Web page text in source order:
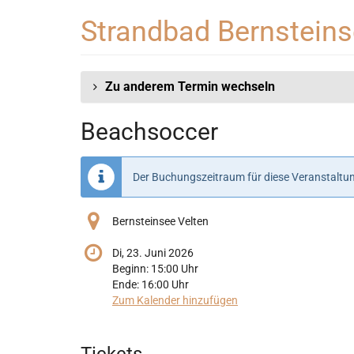
Strandbad
Zu anderem Termin wechseln
Beachsoccer
Der Buchungszeitraum für diese
Bernsteinsee Velten
Di, 23. Juni 2026
Beginn: 15:00 Uhr
Ende: 16:00 Uhr
Zum Kalender hinzufügen